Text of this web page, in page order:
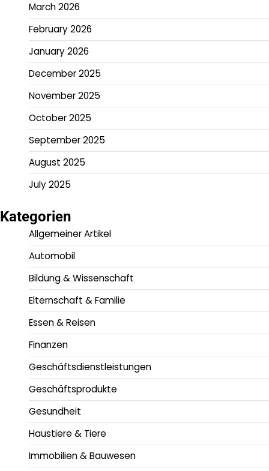
March 2026
February 2026
January 2026
December 2025
November 2025
October 2025
September 2025
August 2025
July 2025
Kategorien
Allgemeiner Artikel
Automobil
Bildung & Wissenschaft
Elternschaft & Familie
Essen & Reisen
Finanzen
Geschäftsdienstleistungen
Geschäftsprodukte
Gesundheit
Haustiere & Tiere
Immobilien & Bauwesen